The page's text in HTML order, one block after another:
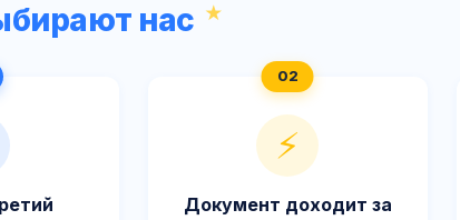
нас
⚡
Документ доходит за